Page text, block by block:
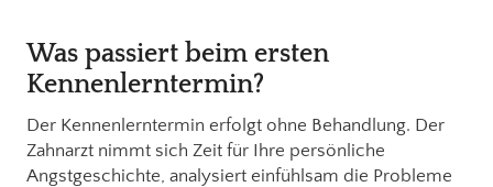
Was passiert beim ersten
Kennenlerntermin?
Der Kennenlerntermin erfolgt ohne Behandlung. Der
Zahnarzt nimmt sich Zeit für Ihre persönliche
Angstgeschichte, analysiert einfühlsam die Probleme